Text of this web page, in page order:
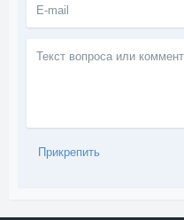
вопроса
Прикрепить